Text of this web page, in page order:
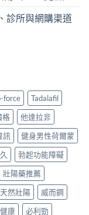
診所與網購渠道
force
Tadalafil
格
他達拉非
訊
健身男性荷爾蒙
勃起功能障礙
壯陽藥推薦
天然壯陽
威而鋼
康 必利勁